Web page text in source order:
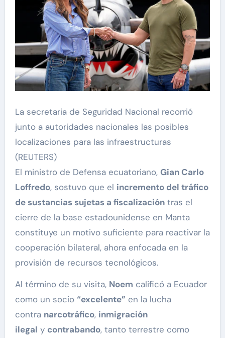
La secretaria de Seguridad Nacional recorrió
junto a autoridades nacionales las posibles
localizaciones para las infraestructuras
(REUTERS)
El ministro de Defensa ecuatoriano, Gian Carlo
Loffredo, sostuvo que el incremento del tráfico
de sustancias sujetas a fiscalizacióntras el
cierre de la base estadounidense en Manta
constituye un motivo suficiente para reactivar la
cooperación bilateral, ahora enfocada en la
provisión de recursos tecnológicos.
Al término de su visita, Noem calificó a Ecuador
como un socio “excelente” en la lucha
contra narcotráfico, inmigración
ilegal y contrabando, tanto terrestre como